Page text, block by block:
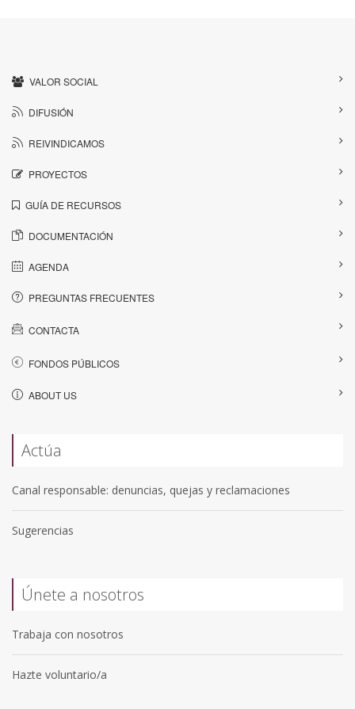
VALOR SOCIAL
DIFUSIÓN
REIVINDICAMOS
PROYECTOS
GUÍA DE RECURSOS
DOCUMENTACIÓN
AGENDA
PREGUNTAS FRECUENTES
CONTACTA
FONDOS PÚBLICOS
ABOUT US
Actúa
Canal responsable: denuncias, quejas y reclamaciones
Sugerencias
Únete a nosotros
Trabaja con nosotros
Hazte voluntario/a